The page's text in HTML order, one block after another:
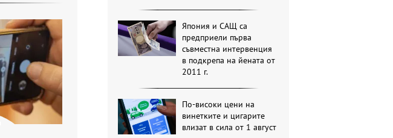
Япония и САЩ са
предприели първа
съвместна интервенция
в подкрепа на йената от
2011 г.
По-високи цени на
винетките и цигарите
влизат в сила от 1 август